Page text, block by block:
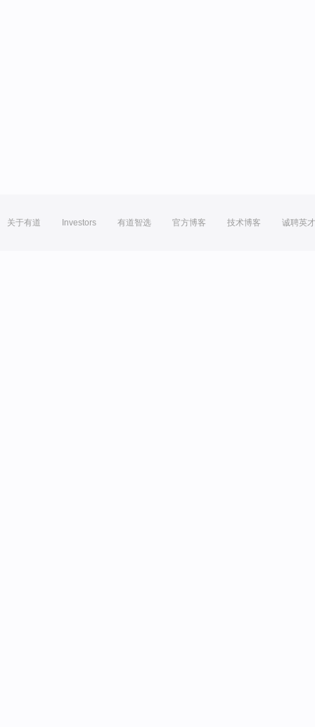
关于有道 Investors 有道智选 官方博客 技术博客 诚聘英才